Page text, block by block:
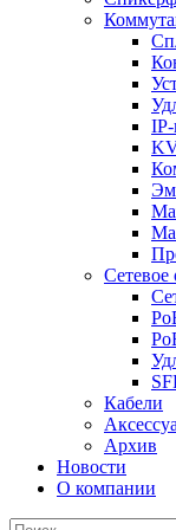
Сетевое
Кабели
Архив
Новости
О компании